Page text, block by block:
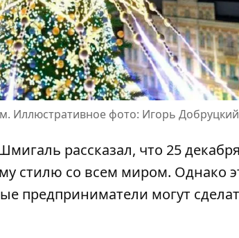
Иллюстративное фото: Игорь Добруцкий
рассказал, что 25
стилю со всем миром. Однако
предприниматели могут